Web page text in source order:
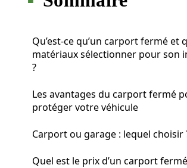
Qu’est-ce qu’un carport fermé et
matériaux sélectionner pour son
?
Les avantages du carport fermé
protéger votre véhicule
Carport ou garage : lequel choisir
Quel est le prix d’un carport